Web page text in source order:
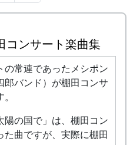
コンサート楽曲集
常連であったメシポン
バンド）が棚田コンサ
陽の国で」は、棚田コン
曲ですが、実際に棚田